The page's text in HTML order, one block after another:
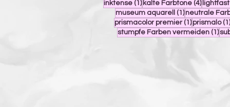
inktense (1)1 Beitrag
kalte Farbtone (4)4lightfast
museum aquarell
(1)1 Beitrag
neutrale
prismacolor premier (1)1 Beitrag
prismalo (1)
stumpfe Farben vermeiden (1)1